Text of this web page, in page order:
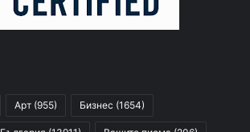
Арт (955) Бизнес (1654)